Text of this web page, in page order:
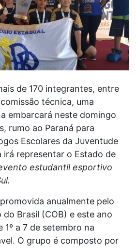
de 170 integrantes, entre
técnica, uma
embarcará neste domingo
rumo ao Paraná para
Escolares da Juventude
irá representar o Estado de
estudantil esportivo
anualmente pelo
do Brasil (COB) e este ano
1º a 7 de setembro na
O grupo é composto por